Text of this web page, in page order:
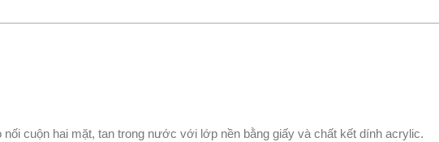
nối cuộn hai mặt, tan trong nước với lớp nền bằng giấy và chất kết dính acrylic.